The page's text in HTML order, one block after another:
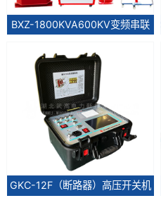
BXZ-1800KVA600KV变频串联
GKC-12F（断路器）高压开关机